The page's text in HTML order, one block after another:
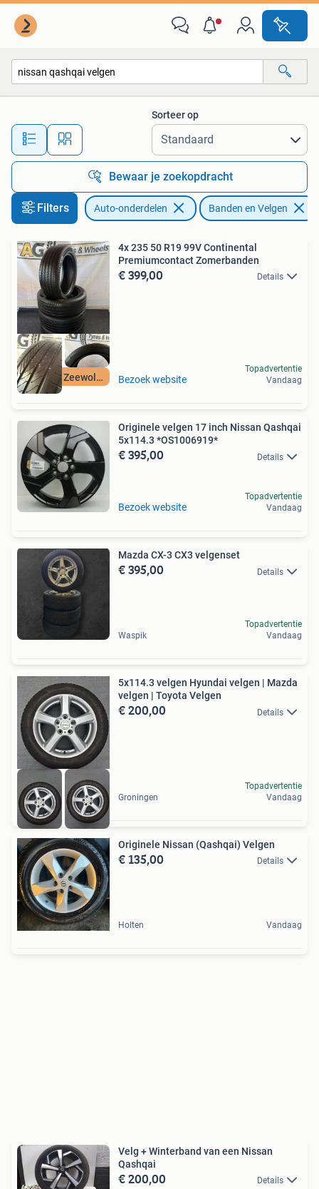
Alle afstanden…
Sorteer op
Bewaar je zoekopdracht
Filters Auto-onderdelen Banden en Velgen
Beilen & Zeewolde
4x 235 50 R19 99V Continental
Premiumcontact Zomerbanden
€ 399,00 Details
Bezoek website
Topadvertentie
Vandaag
Originele velgen 17 inch Nissan Qashqai
5x114.3 *OS1006919*
€ 395,00 Details
Bezoek website
Topadvertentie
Vandaag
Mazda CX-3 CX3 velgenset
€ 395,00 Details
Waspik
Topadvertentie
Vandaag
5x114.3 velgen Hyundai velgen | Mazda
velgen | Toyota Velgen
€ 200,00 Details
Groningen
Topadvertentie
Vandaag
Originele Nissan (Qashqai) Velgen
€ 135,00 Details
Holten Vandaag
Velg + Winterband van een Nissan
Qashqai
€ 200,00 Details